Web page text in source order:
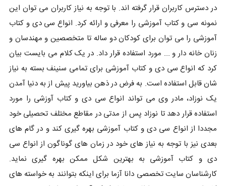
در دسترس کاربران قرار گرفته اند. با توجه به نیاز کاربران می توان این
نمونه سی و کتاب آموزشی را معرفی و ارائه کرد. انواع سی دی و کتاب
آموزشی را می توان برای کودکان دو ساله تا متخصصین و مهندسان و
زنان خانه دار و ... مورد استفاده قرار داد. در یک کلام می بایست بیان
کرد که انواع سی دی و کتاب آموزشی برای تمامی سنینف بسته به نیاز
شان قابل استفاده است. به فرض در ذهن بیاورید پیش از به دنیا آمدن
یک نوزاد، مادر وی می تواند انواع سی دی و کتاب آوزشی را مورد
استفاده قرار دهد تا نوزاد پس از مدتی در مقاطع مختلف تحصیلی خود
مجددا از انواع سی دی و کتاب آموزشی بهره گیری کند و در گام های
بعدی نیز با توجه به نیاز های خود در زمان های گوناگون از انواع سی
دی و کتاب آموزشی به بهترین شکل ممکن بهره گیری نماید.
کارشناسان سایت تخصصی دانا آزما برای اینکه بتوانند به خواسته های